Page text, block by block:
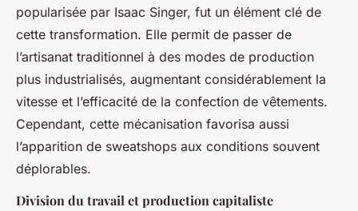
popularisée par Isaac Singer, fut un élément clé de
cette transformation. Elle permit de passer de
l’artisanat traditionnel à des modes de production
plus industrialisés, augmentant considérablement la
vitesse et l’efficacité de la confection de vêtements.
Cependant, cette mécanisation favorisa aussi
l’apparition de sweatshops aux conditions souvent
déplorables.
Division du travail et production capitaliste